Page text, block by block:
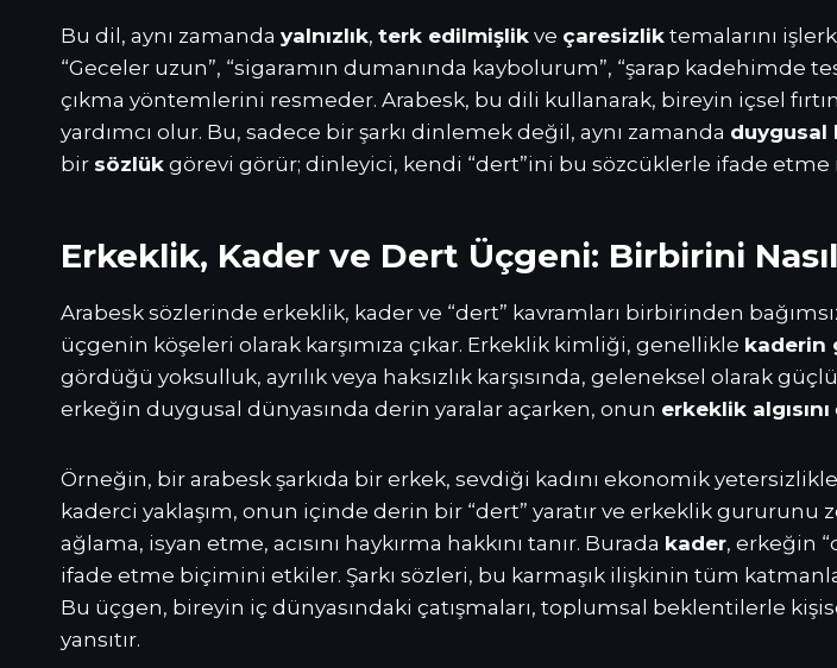
Bu dil, aynı zamanda yalnızlık, terk edilmişlik ve çaresizlik temalarını
“Geceler uzun”, “sigaramın dumanında kaybolurum”, “şarap kadehimde
çıkma yöntemlerini resmeder. Arabesk, bu dili kullanarak, bireyin içsel
yardımcı olur. Bu, sadece bir şarkı dinlemek değil, aynı zamanda duygusal
bir sözlük görevi görür; dinleyici, kendi “dert”ini bu sözcüklerle ifade etme
Erkeklik, Kader ve Dert Üçgeni: Birbirini
Arabesk sözlerinde erkeklik, kader ve “dert” kavramları birbirinden
üçgenin köşeleri olarak karşımıza çıkar. Erkeklik kimliği, genellikle kaderin
gördüğü yoksulluk, ayrılık veya haksızlık karşısında, geleneksel olarak
erkeğin duygusal dünyasında derin yaralar açarken, onun erkeklik algısını
Örneğin, bir arabesk şarkıda bir erkek, sevdiği kadını ekonomik
kaderci yaklaşım, onun içinde derin bir “dert” yaratır ve erkeklik gururunu
ağlama, isyan etme, acısını haykırma hakkını tanır. Burada kader, erkeğin
ifade etme biçimini etkiler. Şarkı sözleri, bu karmaşık ilişkinin tüm
Bu üçgen, bireyin iç dünyasındaki çatışmaları, toplumsal beklentilerle
yansıtır.